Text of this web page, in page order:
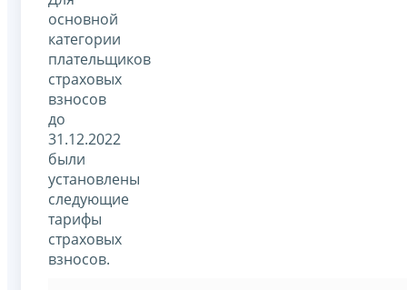
основной
категории
плательщиков
страховых
взносов
до
31.12.2022
были
установлены
следующие
тарифы
страховых
взносов.